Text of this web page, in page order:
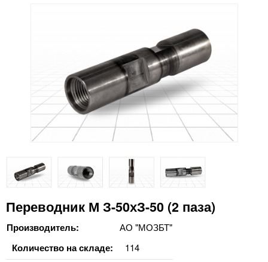
Переводник М З-50хЗ-50 (2 паза)
Производитель: АО "МОЗБТ"
Количество на складе: 114